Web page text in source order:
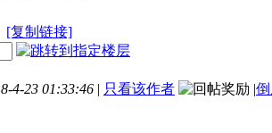
[复制链接]
4-23 01:33:46 | 只看该作者 |